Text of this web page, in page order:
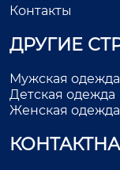
Контакты
ДРУГИЕ
Мужская одежда
Детская одежда
Женская одежда